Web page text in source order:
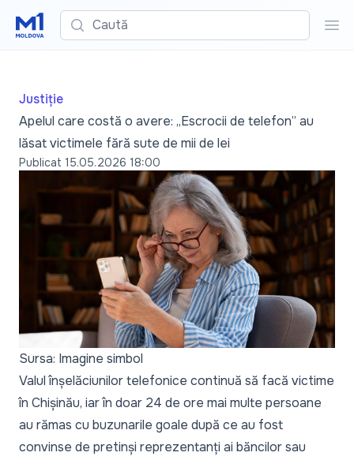
Caută
Justiție
Apelul care costă o avere: „Escrocii de telefon” au
lăsat victimele fără sute de mii de lei
Publicat 15.05.2026 18:00
Sursa: Imagine simbol
Valul înșelăciunilor telefonice continuă să facă victime
în Chișinău, iar în doar 24 de ore mai multe persoane
au rămas cu buzunarile goale după ce au fost
convinse de pretinși reprezentanți ai băncilor sau